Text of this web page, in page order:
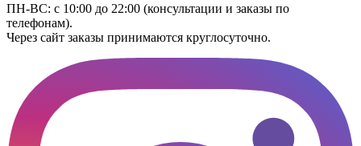
ПН-ВС: с 10:00 до 22:00 (консультации и заказы по
телефонам).
Через сайт заказы принимаются круглосуточно.